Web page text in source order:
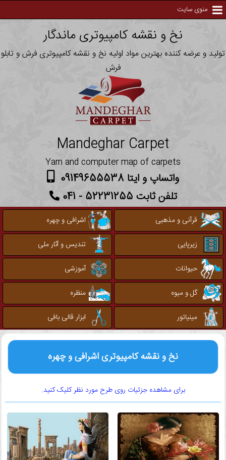
منوی سایت
نخ و نقشه کامپیوتری ماندگار
تولید و عرضه کننده بهترین مواد اولیه نخ و نقشه کامپیوتری فرش و تابلو
فرش
Mandeghar Carpet
Yarn and computer map of carpets
واتساپ و ایتا 09149655538
تلفن ثابت 52231255 - 041
قرآنی و مذهبی
اشرافی و چهره
زیرپایی
تندیس و آثار ملی
حیوانات
آموزشی
گل و میوه
منظره
مینیاتور
ابزار قالی بافی
نخ و نقشه کامپیوتری اشرافی و چهره
برای مشاهده جزئیات روی طرح مورد نظر کلیک کنید.